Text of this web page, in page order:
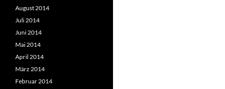
August 2014
Juli 2014
Juni 2014
Mai 2014
April 2014
März 2014
Februar 2014